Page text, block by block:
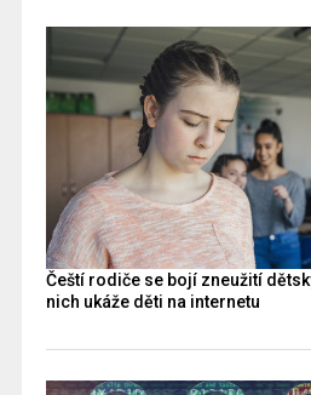
Čeští rodiče se bojí zneužití
nich ukáže děti na internetu